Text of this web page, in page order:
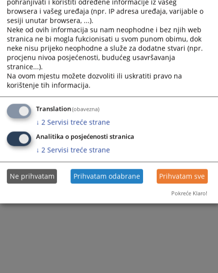
Objavljivanje rezultata javne konkurencije pripravnik
Objavljivanje rezultata javne konkurencije sudijski
asistent
613PREGLEDA
pohranjivati i koristiti određene informacije iz vašeg
browsera i vašeg uređaja (npr. IP adresa uređaja, varijable o
sesiji unutar browsera, ...).
Neke od ovih informacija su nam neophodne i bez njih web
stranica ne bi mogla fukcionisati u svom punom obimu, dok
neke nisu prijeko neophodne a služe za dodatne stvari (npr.
procjenu nivoa posjećenosti, budućeg usavršavanja
stranice...).
Na ovom mjestu možete dozvoliti ili uskratiti pravo na
korištenje tih informacija.
Translation(obavezna)
↓ 2 Servisi treće strane
Analitika o posjećenosti stranica
↓ 2 Servisi treće strane
Ne prihvatam Prihvatam odabrane Prihvatam sve
Pokreće Klaro!